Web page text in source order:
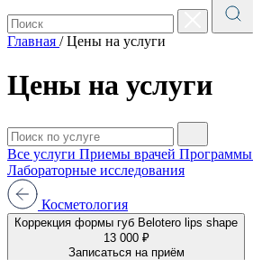
Главная / Цены на услуги
Цены на услуги
Все услуги Приемы врачей Программы
Лабораторные исследования
Косметология
Коррекция формы губ Belotero lips shape
13 000 ₽
Записаться на приём